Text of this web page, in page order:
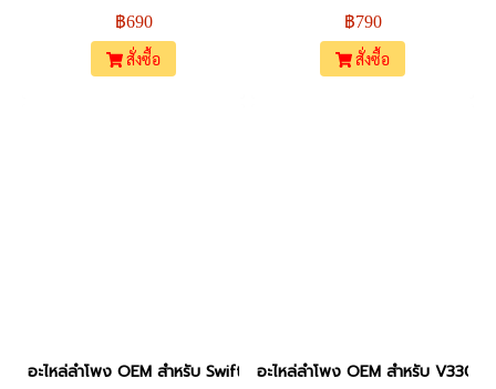
E5-432G, E5-452, E5-452G,
E5-473, E5-473G, E5-473T,
E5-473TG และ E5-474, E5-
฿690
สั่งซื้อ
E1-432, E1-432G, E1-470, E1-
470G, E1-472 และ E1-472G
รวมถึงรุ่น TravelMate P245 ซีรีส์
฿790
สั่งซื้อ
อะไหล่ลำโพง OEM สำหรับ Swift 3 SF314-42 SF314-42-R6T7
อะไหล่ลำโพง OEM สำหรับ V330-